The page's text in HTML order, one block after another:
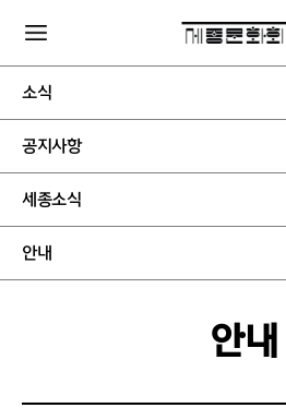
소식
공지사항
세종소식
안내
안내